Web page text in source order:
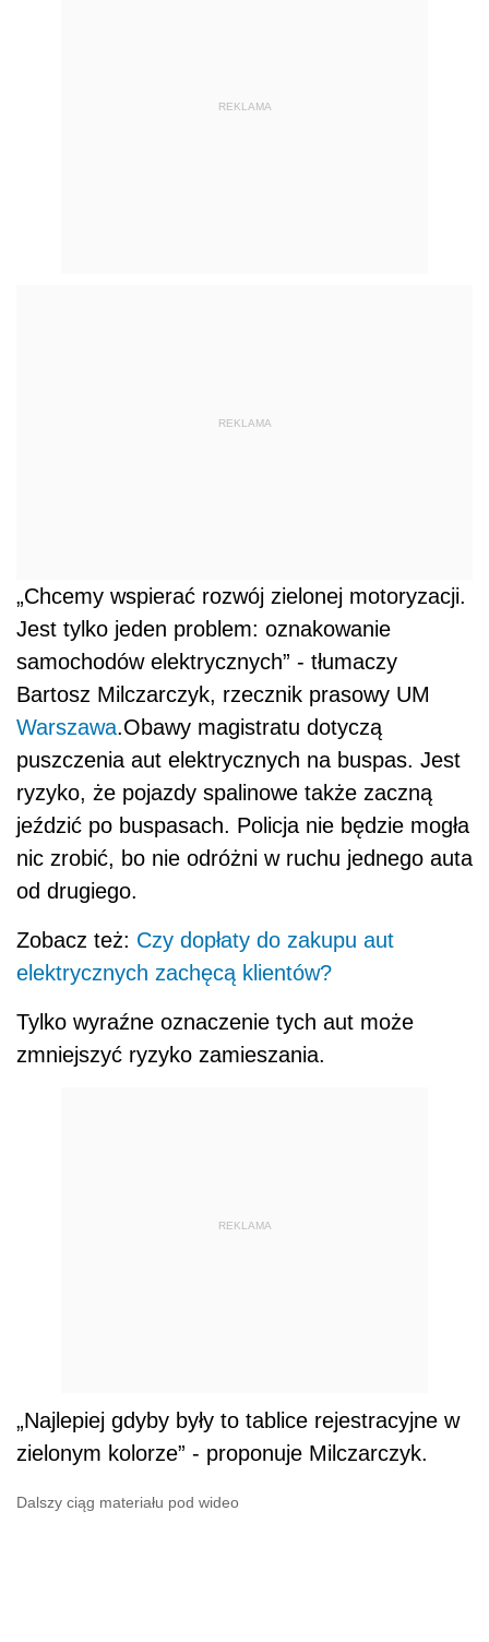
REKLAMA
REKLAMA
„Chcemy wspierać rozwój zielonej motoryzacji.
Jest tylko jeden problem: oznakowanie
samochodów elektrycznych” - tłumaczy
Bartosz Milczarczyk, rzecznik prasowy UM
Warszawa.Obawy magistratu dotyczą
puszczenia aut elektrycznych na buspas. Jest
ryzyko, że pojazdy spalinowe także zaczną
jeździć po buspasach. Policja nie będzie mogła
nic zrobić, bo nie odróżni w ruchu jednego auta
od drugiego.
Zobacz też: Czy dopłaty do zakupu aut
elektrycznych zachęcą klientów?
Tylko wyraźne oznaczenie tych aut może
zmniejszyć ryzyko zamieszania.
REKLAMA
„Najlepiej gdyby były to tablice rejestracyjne w
zielonym kolorze” - proponuje Milczarczyk.
Dalszy ciąg materiału pod wideo